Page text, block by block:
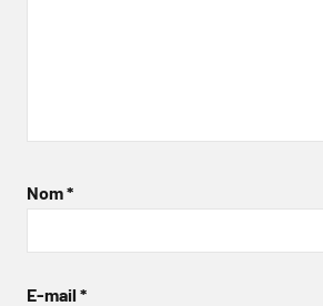
Nom*
E-mail *